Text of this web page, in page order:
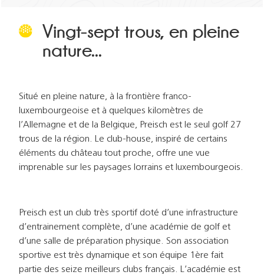
Vingt-sept trous, en pleine
nature...
Situé en pleine nature, à la frontière franco-
luxembourgeoise et à quelques kilomètres de
l’Allemagne et de la Belgique, Preisch est le seul golf 27
trous de la région. Le club-house, inspiré de certains
éléments du château tout proche, offre une vue
imprenable sur les paysages lorrains et luxembourgeois.
Preisch est un club très sportif doté d’une infrastructure
d’entrainement complète, d’une académie de golf et
d’une salle de préparation physique. Son association
sportive est très dynamique et son équipe 1ère fait
partie des seize meilleurs clubs français. L’académie est